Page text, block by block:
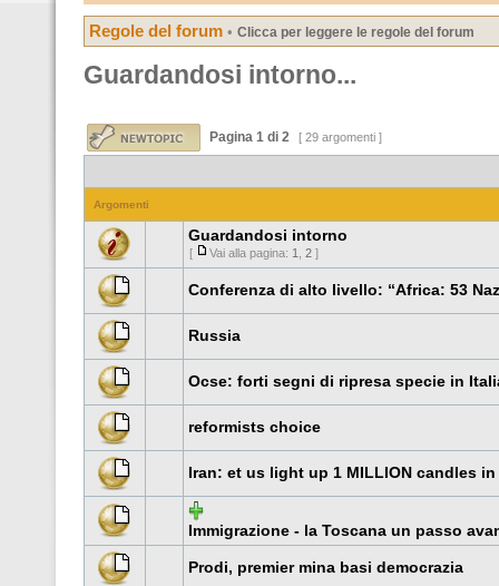
Regole del forum • Clicca per leggere le regole del forum
Guardandosi intorno...
Pagina 1 di 2 [ 29 argomenti ]
Argomenti
Guardandosi intorno
[ Vai alla pagina: 1 2 ]
Conferenza di alto livello: “Africa: 53
Russia
Ocse: forti segni di ripresa specie in
reformists choice
Iran: et us light up 1 MILLION candles in
Immigrazione - la Toscana un passo
Prodi, premier mina basi democrazia